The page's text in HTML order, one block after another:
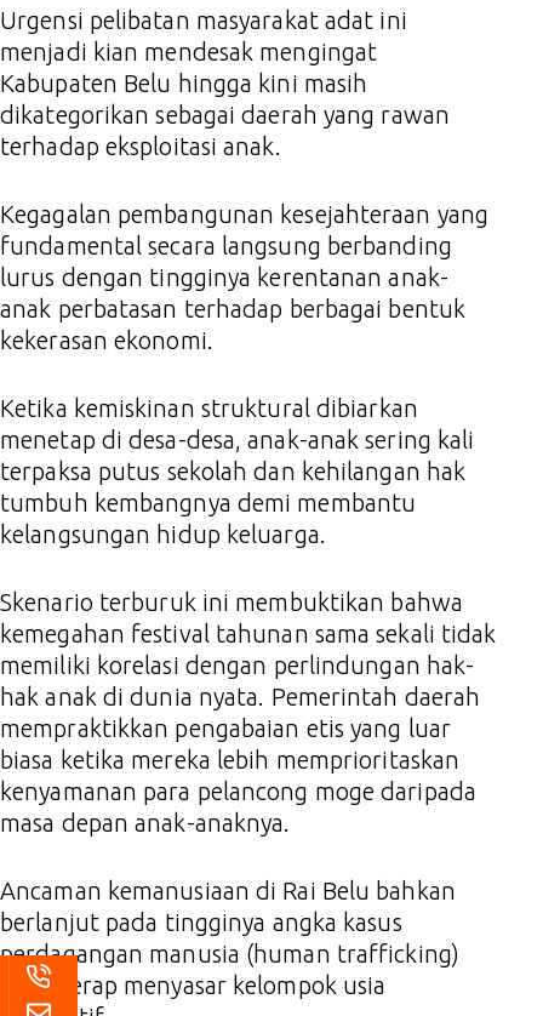
Urgensi pelibatan masyarakat adat ini
menjadi kian mendesak mengingat
Kabupaten Belu hingga kini masih
dikategorikan sebagai daerah yang rawan
terhadap eksploitasi anak.
Kegagalan pembangunan kesejahteraan yang
fundamental secara langsung berbanding
lurus dengan tingginya kerentanan anak-
anak perbatasan terhadap berbagai bentuk
kekerasan ekonomi.
Ketika kemiskinan struktural dibiarkan
menetap di desa-desa, anak-anak sering kali
terpaksa putus sekolah dan kehilangan hak
tumbuh kembangnya demi membantu
kelangsungan hidup keluarga.
Skenario terburuk ini membuktikan bahwa
kemegahan festival tahunan sama sekali tidak
memiliki korelasi dengan perlindungan hak-
hak anak di dunia nyata. Pemerintah daerah
mempraktikkan pengabaian etis yang luar
biasa ketika mereka lebih memprioritaskan
kenyamanan para pelancong moge daripada
masa depan anak-anaknya.
Ancaman kemanusiaan di Rai Belu bahkan
berlanjut pada tingginya angka kasus
perdagangan manusia (human trafficking)
yang kerap menyasar kelompok usia